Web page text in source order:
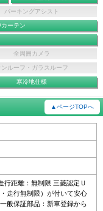
パーキングアシスト
ーテン
全周囲カメラ
ンルーフ・ガラスルーフ
寒冷地仕様
▲ページTOPへ
行距離：無制限 三菱認定Ｕ
走行無制限）が付いて安心
般保証部品：新車登録から